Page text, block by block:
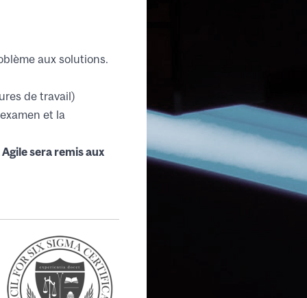
aux solutions.
de travail)
et la
sera remis aux